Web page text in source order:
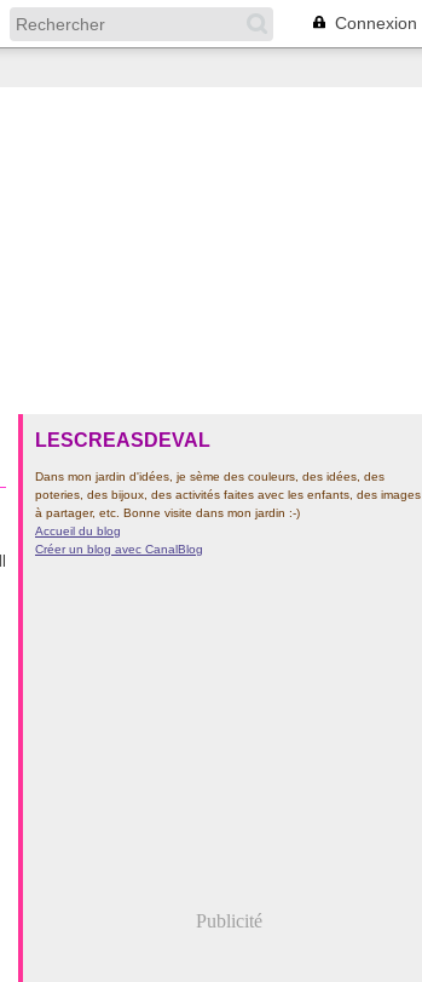
Connexion
LESCREASDEVAL
Dans mon jardin d'idées, je sème des couleurs, des idées, des
poteries, des bijoux, des activités faites avec les enfants, des images
à partager, etc. Bonne visite dans mon jardin :-)
Accueil du blog
Créer un blog avec CanalBlog
Publicité